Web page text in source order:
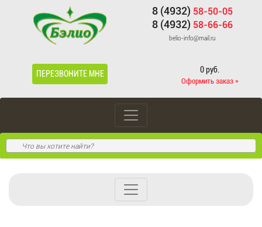
8 (4932) 58-50-05
8 (4932) 58-66-66
belio-info@mail.ru
ПЕРЕЗВОНИТЕ МНЕ 0 руб.
Оформить заказ »